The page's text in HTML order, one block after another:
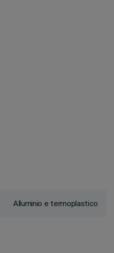
Alluminio e termoplastico